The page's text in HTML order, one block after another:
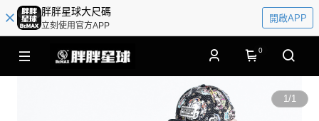
胖胖星球大尺碼
立刻使用官方APP
開啟APP
0
1/1